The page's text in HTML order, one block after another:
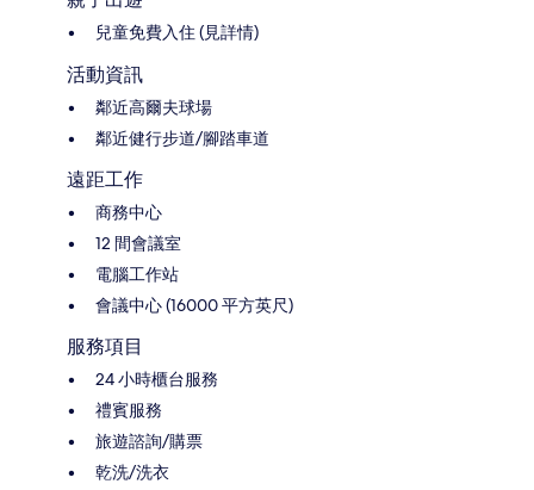
兒童免費入住 (見詳情)
活動資訊
鄰近高爾夫球場
鄰近健行步道/腳踏車道
遠距工作
商務中心
12 間會議室
電腦工作站
會議中心 (16000 平方英尺)
服務項目
24 小時櫃台服務
禮賓服務
旅遊諮詢/購票
乾洗/洗衣